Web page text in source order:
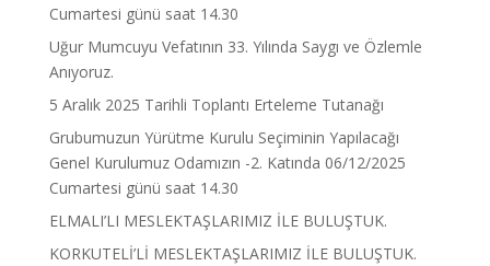
Cumartesi günü saat 14.30
Uğur Mumcuyu Vefatının 33. Yılında Saygı ve Özlemle
Anıyoruz.
5 Aralık 2025 Tarihli Toplantı Erteleme Tutanağı
Grubumuzun Yürütme Kurulu Seçiminin Yapılacağı
Genel Kurulumuz Odamızın -2. Katında 06/12/2025
Cumartesi günü saat 14.30
ELMALI’LI MESLEKTAŞLARIMIZ İLE BULUŞTUK.
KORKUTELİ’Lİ MESLEKTAŞLARIMIZ İLE BULUŞTUK.